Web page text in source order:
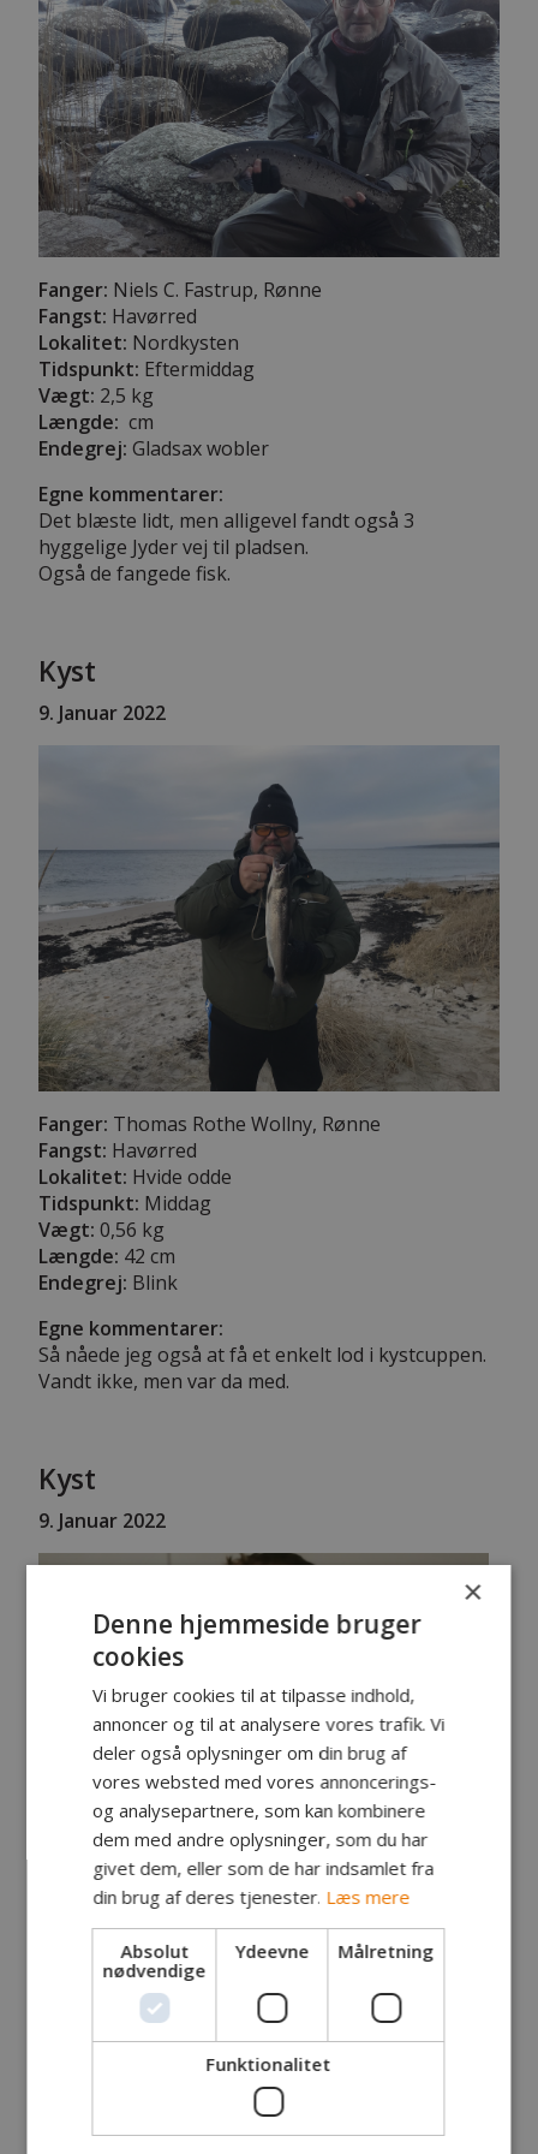
Fanger: Niels C. Fastrup, Rønne
Fangst: Havørred
Lokalitet: Nordkysten
Tidspunkt: Eftermiddag
Vægt: 2,5 kg
Længde: cm
Endegrej: Gladsax wobler
Egne kommentarer:
Det blæste lidt, men alligevel fandt også 3
hyggelige Jyder vej til pladsen.
Også de fangede fisk.
Kyst
9. Januar 2022
Fanger: Thomas Rothe Wollny, Rønne
Fangst: Havørred
Lokalitet: Hvide odde
Tidspunkt: Middag
Vægt: 0,56 kg
Længde: 42 cm
Endegrej: Blink
Egne kommentarer:
Så nåede jeg også at få et enkelt lod i kystcuppen.
Vandt ikke, men var da med.
Kyst
9. Januar 2022
×
Denne hjemmeside bruger
cookies
Vi bruger cookies til at tilpasse indhold,
annoncer og til at analysere vores trafik. Vi
deler også oplysninger om din brug af
vores websted med vores annoncerings-
og analysepartnere, som kan kombinere
dem med andre oplysninger, som du har
givet dem, eller som de har indsamlet fra
din brug af deres tjenester. Læs mere
Absolut
nødvendige
Ydeevne Målretning
Funktionalitet